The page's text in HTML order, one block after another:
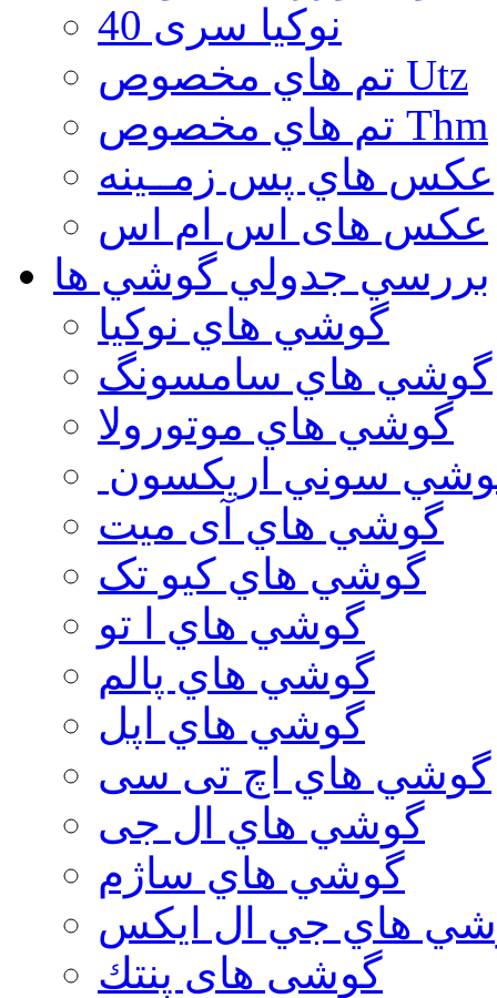
نوکیا سری 40
تم هاي مخصوص Utz
تم هاي مخصوص Thm
عكس هاي پس زمــينه
عكس های اس ام اس
بررسي جدولي گوشي ها
گوشي هاي نوكيا
گوشي هاي سامسونگ
گوشي هاي موتورولا
سوني اريكسون
گوشي هاي آی میت
گوشي هاي کیو تک
گوشي هاي ا تو
گوشي هاي پالم
گوشي هاي اپل
گوشي هاي اچ تی سی
گوشي هاي ال جی
گوشي هاي ساژم
هاي جي ال ايكس
گوشی های پنتك